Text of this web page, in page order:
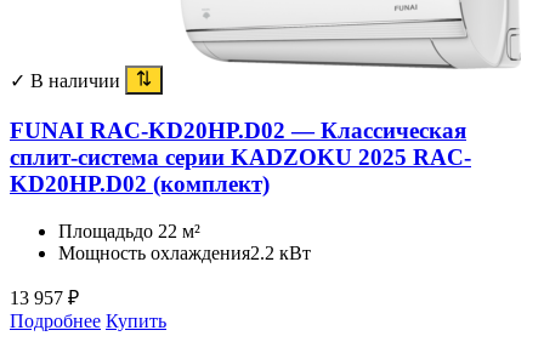
✓ В наличии
FUNAI RAC-KD20HP.D02 — Классическая
сплит-система серии KADZOKU 2025 RAC-
KD20HP.D02 (комплект)
Площадьдо 22 м²
Мощность охлаждения2.2 кВт
13 957 ₽
Подробнее Купить